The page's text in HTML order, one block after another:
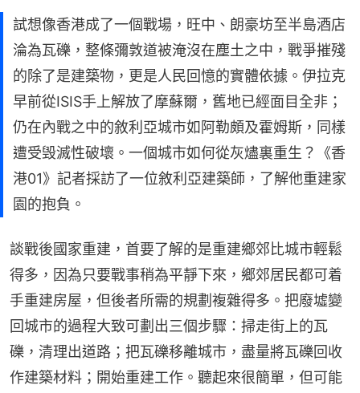
試想像香港成了一個戰場，旺中、朗豪坊至半島酒店
淪為瓦礫，整條彌敦道被淹沒在塵土之中，戰爭摧殘
的除了是建築物，更是人民回憶的實體依據。伊拉克
早前從ISIS手上解放了摩蘇爾，舊地已經面目全非；
仍在內戰之中的敘利亞城市如阿勒頗及霍姆斯，同樣
遭受毁滅性破壞。一個城市如何從灰燼裏重生？《香
港01》記者採訪了一位敘利亞建築師，了解他重建家
園的抱負。
談戰後國家重建，首要了解的是重建鄉郊比城市輕鬆
得多，因為只要戰事稍為平靜下來，鄉郊居民都可着
手重建房屋，但後者所需的規劃複雜得多。把廢墟變
回城市的過程大致可劃出三個步驟：掃走街上的瓦
礫，清理出道路；把瓦礫移離城市，盡量將瓦礫回收
作建築材料；開始重建工作。聽起來很簡單，但可能